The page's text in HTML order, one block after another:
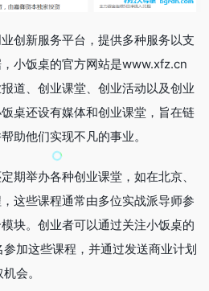
创新服务平台，提供多种服务以支
小饭桌的官方网站是www.xfz.cn
道、创业课堂、创业活动以及创业
桌还设有媒体和创业课堂，旨在链
助他们实现不凡的事业。
期举办各种创业课堂，如在北京、
这些课程通常由多位实战派导师参
块。创业者可以通过关注小饭桌的
加这些课程，并通过发送商业计划
会。